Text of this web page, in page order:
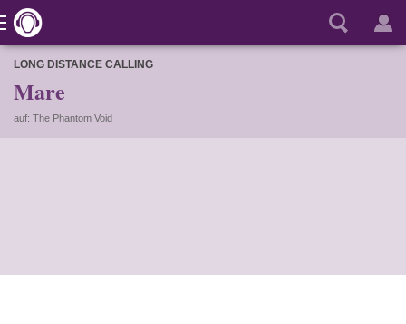
LONG DISTANCE CALLING
Mare
auf: The Phantom Void